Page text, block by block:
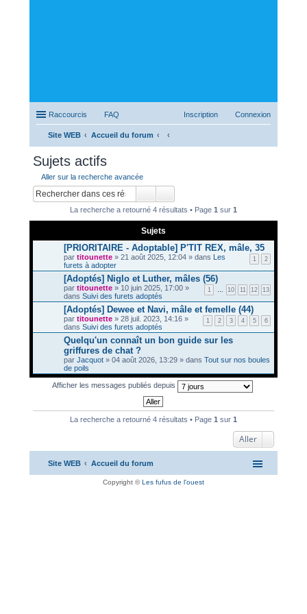
Raccourcis FAQ Connexion
Inscription
Site WEB
Accueil du forum
Sujets actifs
Aller sur la recherche avancée
La recherche a retourné 4 résultats • Page 1 sur 1
Sujets
[PRIORITAIRE - Adoptable] P'TIT REX, mâle, 35
1 2
par titounette» 21 août 2025, 12:04 » dans Les
furets à adopter
[Adoptés] Niglo et Luther, mâles (56)
1 10 11 12 13
par titounette» 10 juin 2025, 17:00 »
dans Suivi des furets adoptés
[Adoptés] Dewee et Navi, mâle et femelle (44)
1 2 3 4 5 6
par titounette» 28 juil. 2023, 14:16 »
dans Suivi des furets adoptés
Quelqu'un connaît un bon guide sur les
griffures de chat ?
par Jacquot» 04 août 2026, 13:29 » dans Tout sur nos boules
de poils
Afficher les messages publiés depuis
La recherche a retourné 4 résultats • Page 1 sur 1
Aller
Site WEB Accueil du forum
Copyright ©Les fufus de l'ouest